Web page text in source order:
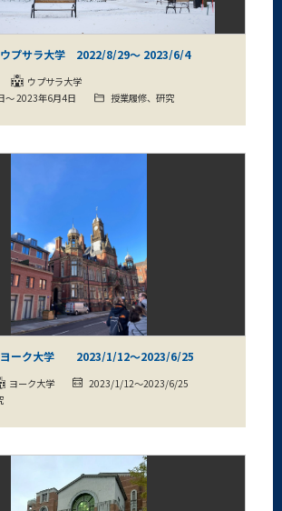
プサラ大学 2022/8/29～ 2023/6/4
ウプサラ大学
～ 2023年6月4日
授業履修、研究
ーク大学 2023/1/12～2023/6/25
ヨーク大学
2023/1/12～2023/6/25